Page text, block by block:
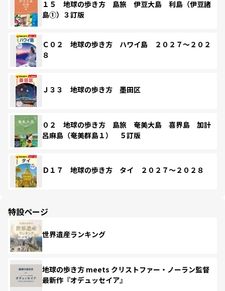
１５ 地球の歩き方 島旅 伊豆大島 利島（伊豆諸
島①）３訂版
Ｃ０２ 地球の歩き方 ハワイ島 ２０２７～２０２
８
Ｊ３３ 地球の歩き方 墨田区
０２ 地球の歩き方 島旅 奄美大島 喜界島 加計
呂麻島（奄美群島１） ５訂版
Ｄ１７ 地球の歩き方 タイ ２０２７～２０２８
特設ページ
世界遺産ランキング
地球の歩き方 meets クリストファー・ノーラン監督
最新作『オデュッセイア』